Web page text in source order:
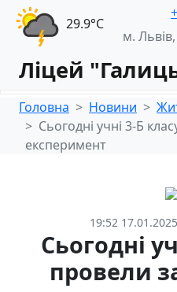
29.9°С
м.
Ліцей
Головна Новини
Сьогодні учні 3-Б
експеримент
19:52 17.01.2025
Сьогодні
провели